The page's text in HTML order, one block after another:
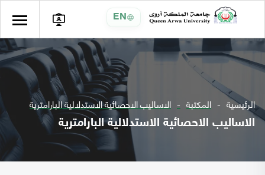
EN
الرئيسية المكتبة الاساليب الاحصائية الاستدلالية البارامترية
الاساليب الاحصائية الاستدلالية البارامترية